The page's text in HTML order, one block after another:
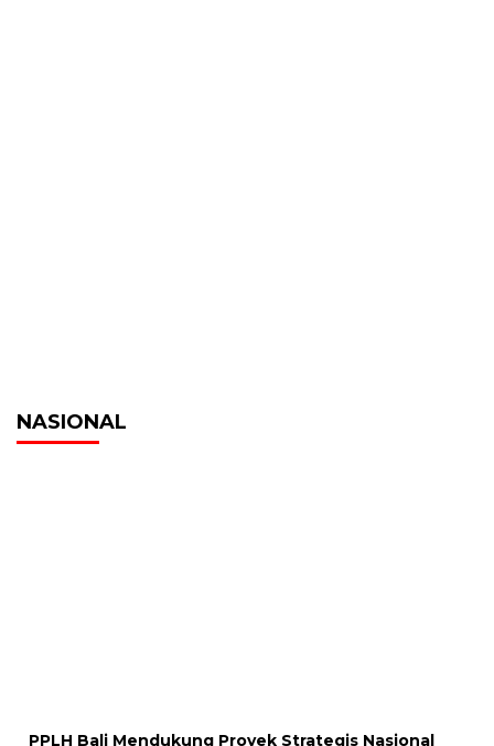
NASIONAL
PPLH Bali Mendukung Proyek Strategis Nasional